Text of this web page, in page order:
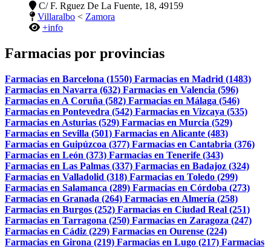
C/ F. Rguez De La Fuente, 18, 49159
Villaralbo < Zamora
+info
Farmacias por provincias
Farmacias en Barcelona (1550) Farmacias en Madrid (1483)
Farmacias en Navarra (632) Farmacias en Valencia (596)
Farmacias en A Coruña (582) Farmacias en Málaga (546)
Farmacias en Pontevedra (542) Farmacias en Vizcaya (535)
Farmacias en Asturias (529) Farmacias en Murcia (529)
Farmacias en Sevilla (501) Farmacias en Alicante (483)
Farmacias en Guipúzcoa (377) Farmacias en Cantabria (376)
Farmacias en León (373) Farmacias en Tenerife (343)
Farmacias en Las Palmas (337) Farmacias en Badajoz (324)
Farmacias en Valladolid (318) Farmacias en Toledo (299)
Farmacias en Salamanca (289) Farmacias en Córdoba (273)
Farmacias en Granada (264) Farmacias en Almería (258)
Farmacias en Burgos (252) Farmacias en Ciudad Real (251)
Farmacias en Tarragona (250) Farmacias en Zaragoza (247)
Farmacias en Cádiz (229) Farmacias en Ourense (224)
Farmacias en Girona (219) Farmacias en Lugo (217) Farmacias